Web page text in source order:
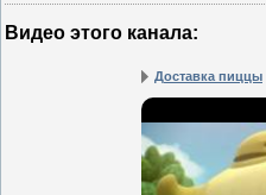
Видео этого канала:
Доставка пиццы